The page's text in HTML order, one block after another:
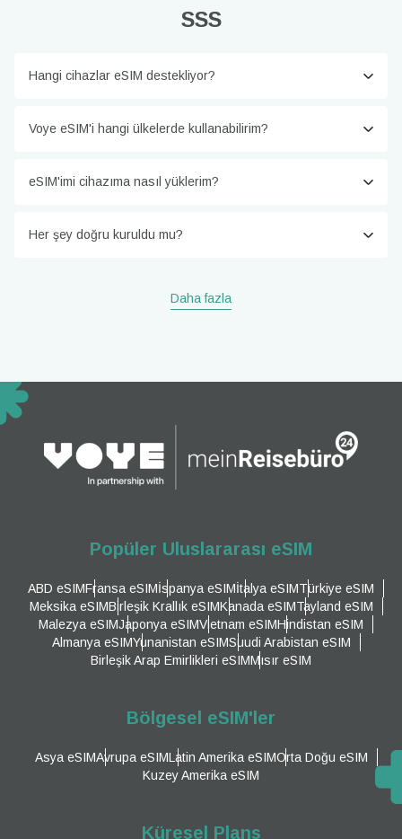
SSS
Hangi cihazlar eSIM destekliyor?
Voye eSIM'i hangi ülkelerde kullanabilirim?
eSIM'imi cihazıma nasıl yüklerim?
Her şey doğru kuruldu mu?
Daha fazla
Popüler Uluslararası eSIM
ABD eSIMFransa eSIMİspanya eSIMİtalya eSIMTürkiye eSIM
Meksika eSIMBirleşik Krallık eSIMKanada eSIMTayland eSIM
Malezya eSIMJaponya eSIMVietnam eSIMHindistan eSIM
Almanya eSIMYunanistan eSIMSuudi Arabistan eSIM
Birleşik Arap Emirlikleri eSIMMısır eSIM
Bölgesel eSIM'ler
Asya eSIMAvrupa eSIMLatin Amerika eSIMOrta Doğu eSIM
Kuzey Amerika eSIM
Küresel Plans